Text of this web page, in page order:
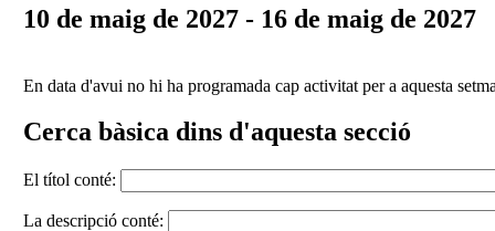
10 de maig de 2027 - 16 de maig de 2027
En data d'avui no hi ha programada cap activitat per a aquesta
Cerca bàsica dins d'aquesta secció
El títol conté:
La descripció conté: